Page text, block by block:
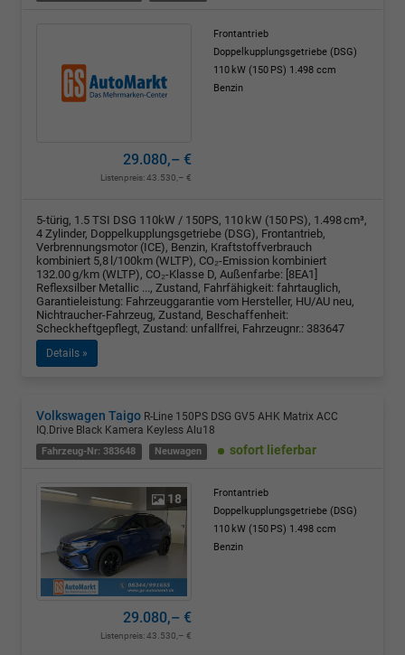
Frontantrieb
Doppelkupplungsgetriebe (DSG)
110 kW (150 PS) 1.498 ccm
Benzin
29.080,– €
Listenpreis:43.530,– €
5-türig, 1.5 TSI DSG 110kW / 150PS, 110 kW (150 PS), 1.498 cm³,
4 Zylinder, Doppelkupplungsgetriebe (DSG), Frontantrieb,
Verbrennungsmotor (ICE), Benzin, Kraftstoffverbrauch
kombiniert 5,8 l/100km (WLTP), CO₂-Emission kombiniert
132.00 g/km (WLTP), CO₂-Klasse D, Außenfarbe: [8EA1]
Reflexsilber Metallic ..., Zustand, Fahrfähigkeit: fahrtauglich,
Garantieleistung: Fahrzeuggarantie vom Hersteller, HU/AU neu,
Nichtraucher-Fahrzeug, Zustand, Beschaffenheit:
Scheckheftgepflegt, Zustand: unfallfrei, Fahrzeugnr.: 383647
Details »
Volkswagen Taigo R-Line 150PS DSG GV5 AHK Matrix ACC
IQ.Drive Black Kamera Keyless Alu18
Fahrzeug-Nr: 383648 Neuwagen sofort lieferbar
18
Frontantrieb
Doppelkupplungsgetriebe (DSG)
110 kW (150 PS) 1.498 ccm
Benzin
29.080,– €
Listenpreis:43.530,– €